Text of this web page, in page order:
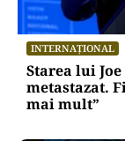
INTERNAȚIONAL
Starea lui
metastazat.
mai mult”